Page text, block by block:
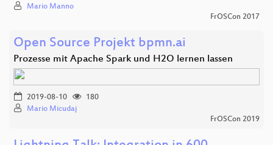
Mario Manno
FrOSCon 2017
Open Source Projekt bpmn.ai
Prozesse mit Apache Spark und H2O lernen lassen
2019-08-10
180
Mario Micudaj
FrOSCon 2019